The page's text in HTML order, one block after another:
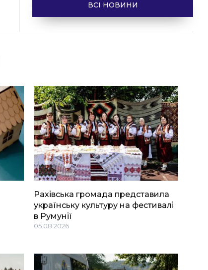
ВСІ НОВИНИ
Рахівська громада представила
українську культуру на фестивалі
в Румунії
05.08.2026